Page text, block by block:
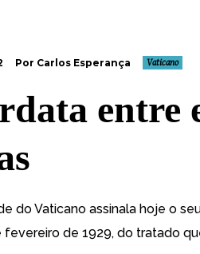
Por Carlos Esperança Vaticano
entre
do Vaticano assinala hoje o
fevereiro de 1929, do tratado